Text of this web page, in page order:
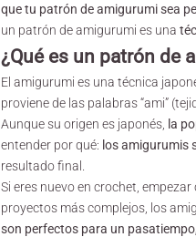
que tu patrón de amigurumi sea
un patrón de amigurumi es una
¿Qué es un patrón de
El amigurumi es una técnica
proviene de las palabras “ami”
Aunque su origen es japonés, la
entender por qué: los amigurumis
resultado final.
Si eres nuevo en crochet, empezar
proyectos más complejos, los
son perfectos para un